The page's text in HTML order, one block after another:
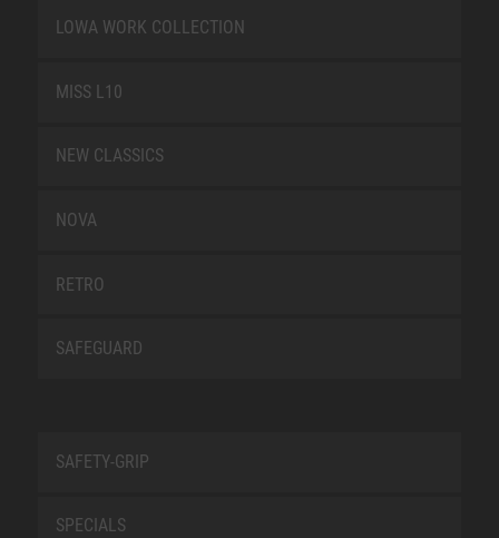
LOWA WORK COLLECTION
MISS L10
NEW CLASSICS
NOVA
RETRO
SAFEGUARD
SAFETY-GRIP
SPECIALS